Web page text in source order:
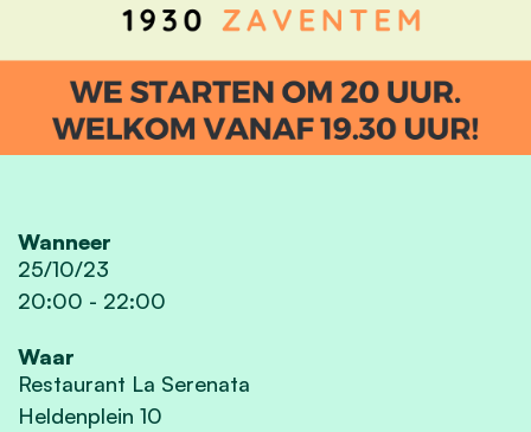
Wanneer
25/10/23
20:00 - 22:00
Waar
Restaurant La Serenata
Heldenplein 10